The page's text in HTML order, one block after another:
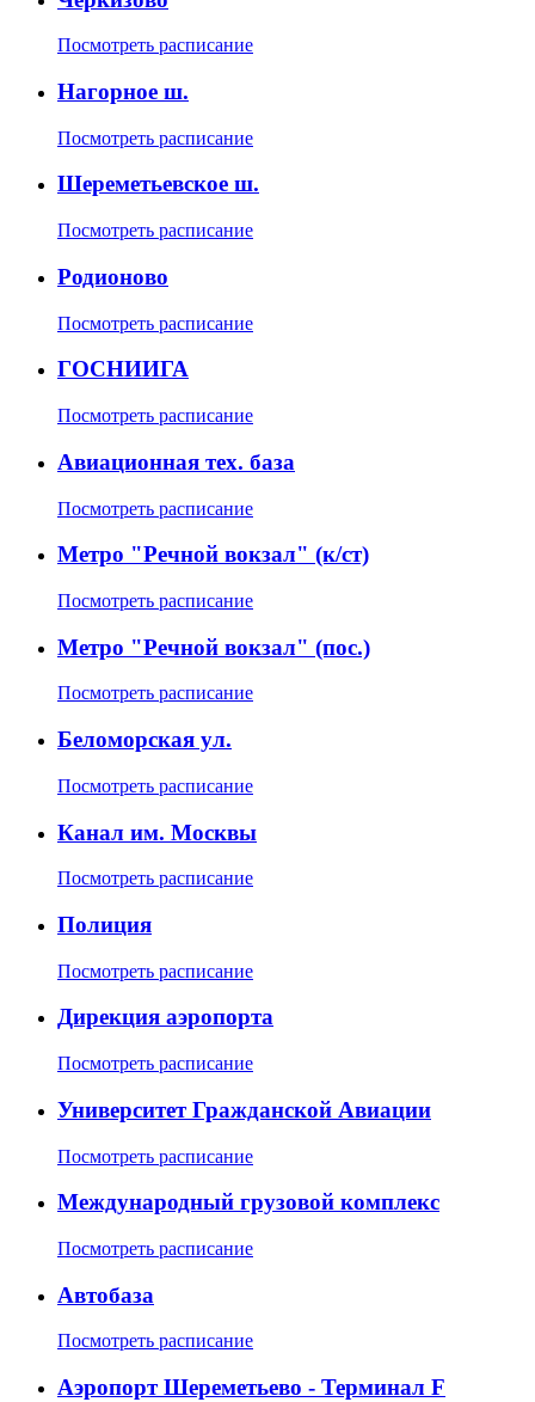
Посмотреть расписание
Нагорное ш.
Посмотреть расписание
Шереметьевское ш.
Посмотреть расписание
Родионово
Посмотреть расписание
ГОСНИИГА
Посмотреть расписание
Авиационная тех. база
Посмотреть расписание
Метро "Речной вокзал" (к/ст)
Посмотреть расписание
Метро "Речной вокзал" (пос.)
Посмотреть расписание
Беломорская ул.
Посмотреть расписание
Канал им. Москвы
Посмотреть расписание
Полиция
Посмотреть расписание
Дирекция аэропорта
Посмотреть расписание
Университет Гражданской Авиации
Посмотреть расписание
Международный грузовой комплекс
Посмотреть расписание
Автобаза
Посмотреть расписание
Аэропорт Шереметьево - Терминал F